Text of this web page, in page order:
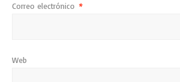
Correo electrónico *
Web